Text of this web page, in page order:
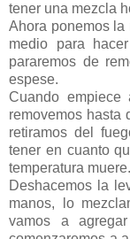
tener una mezcla
Ahora ponemos
medio para
pararemos de
espese.
Cuando empiece
removemos hasta
retiramos del
tener en cuanto
temperatura muere.
Deshacemos la
manos, lo
vamos a